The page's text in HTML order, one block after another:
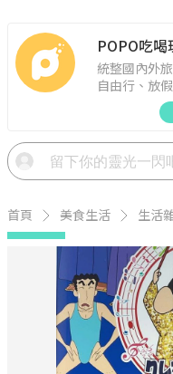
POPO吃喝
統整國內外
自由行、放
會聚餐、人
驗、星座運
首頁 美食生活 生活